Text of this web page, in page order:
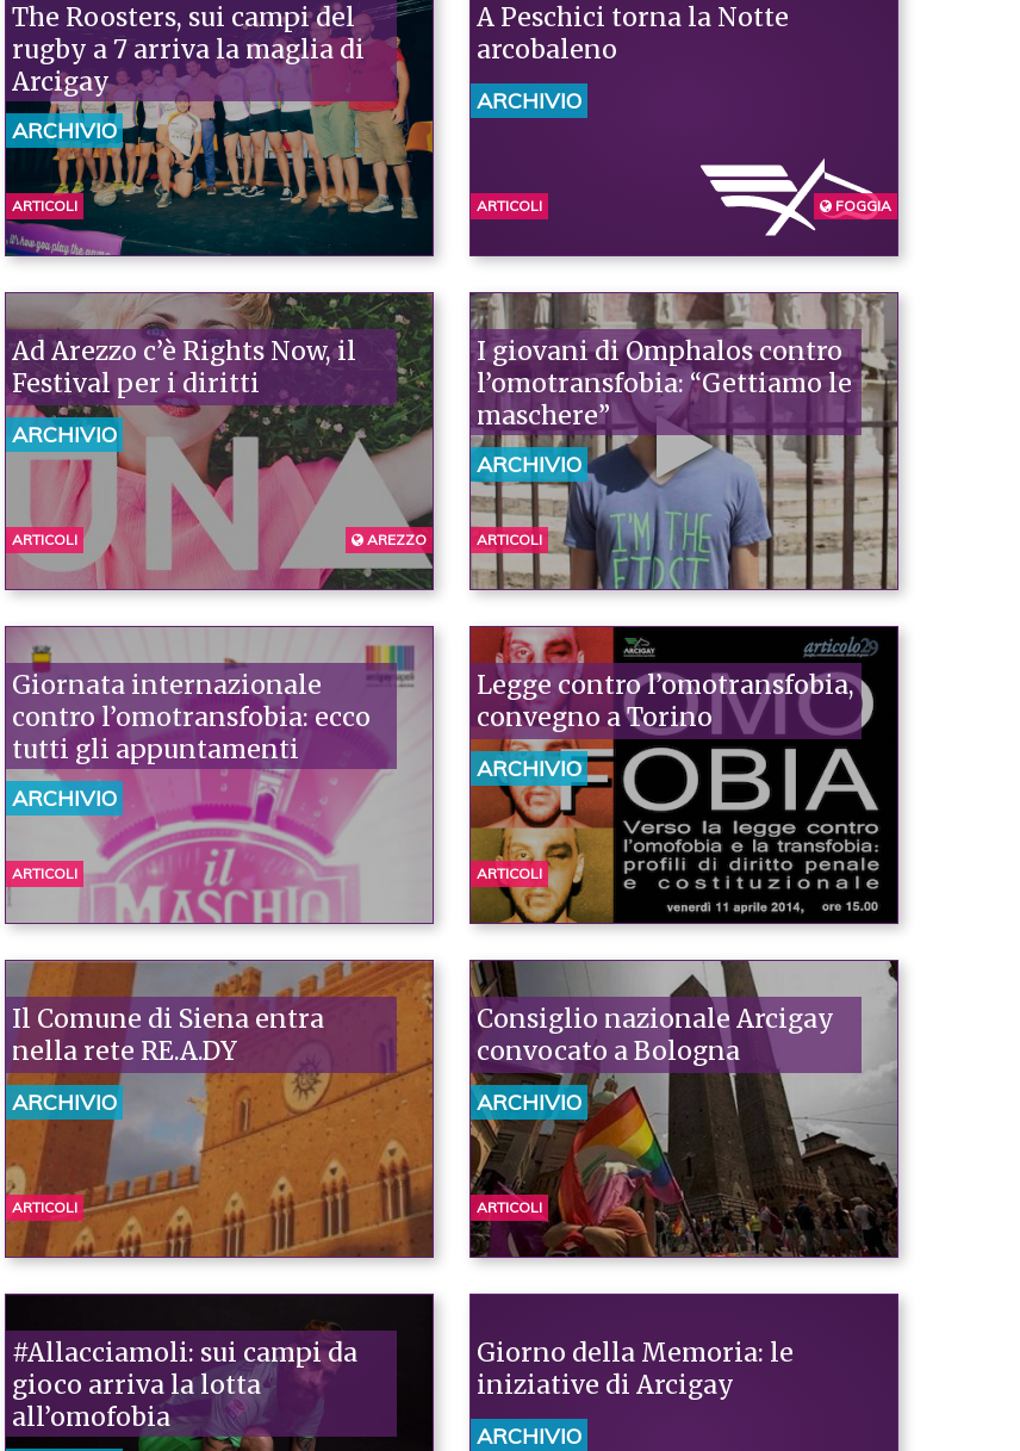
The Roosters, sui campi del
rugby a 7 arriva la maglia di
Arcigay
ARCHIVIO
ARTICOLI
A Peschici torna la Notte
arcobaleno
ARCHIVIO
ARTICOLI FOGGIA
Ad Arezzo c’è Rights Now, il
Festival per i diritti
ARCHIVIO
ARTICOLI AREZZO
I giovani di Omphalos contro
l’omotransfobia: “Gettiamo le
maschere”
ARCHIVIO
ARTICOLI
Giornata internazionale
contro l’omotransfobia: ecco
tutti gli appuntamenti
ARCHIVIO
ARTICOLI
Legge contro l’omotransfobia,
convegno a Torino
ARCHIVIO
ARTICOLI
Il Comune di Siena entra
nella rete RE.A.DY
ARCHIVIO
ARTICOLI
Consiglio nazionale Arcigay
convocato a Bologna
ARCHIVIO
ARTICOLI
#Allacciamoli: sui campi da
gioco arriva la lotta
all’omofobia
Giorno della Memoria: le
iniziative di Arcigay
ARCHIVIO